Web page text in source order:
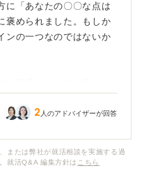
に「あなたの〇〇な点は
褒められました。もしか
ンの一つなのではないか
な態度だったのに落とさ
れた場合に、合格の可能
2 人のアドバイザーが回答
または弊社が就活相談を実施する過
就活Q&A 編集方針は こちら